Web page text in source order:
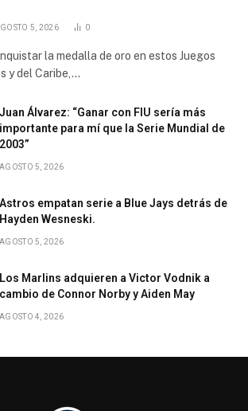
5, 2026 0
la medalla de oro en estos Juegos
y del Caribe,…
Juan Álvarez: “Ganar con FIU sería más
importante para mí que la Serie Mundial de
2003”
AGOSTO 5, 2026
Astros empatan serie a Blue Jays detrás de
Hayden Wesneski.
AGOSTO 5, 2026
Los Marlins adquieren a Victor Vodnik a
cambio de Connor Norby y Aiden May
AGOSTO 4, 2026